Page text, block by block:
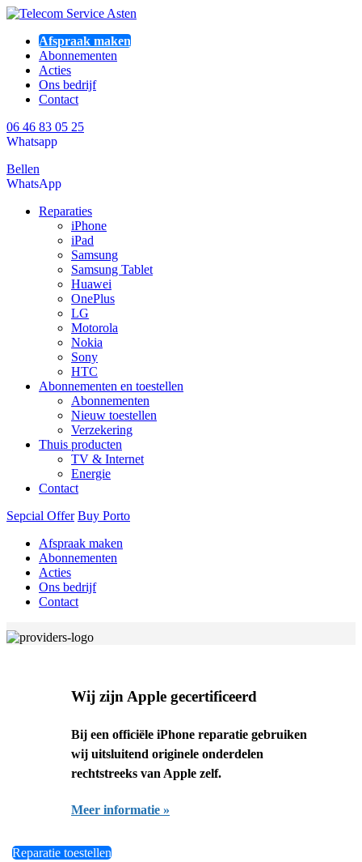
Afspraak maken
Abonnementen
Acties
Ons bedrijf
Contact
06 46 83 05 25
Whatsapp
Bellen
WhatsApp
Reparaties
iPhone
iPad
Samsung
Samsung Tablet
Huawei
OnePlus
LG
Motorola
Nokia
Sony
HTC
Abonnementen en toestellen
Abonnementen
Nieuw toestellen
Verzekering
Thuis producten
TV & Internet
Energie
Contact
Sepcial Offer Buy Porto
Afspraak maken
Abonnementen
Acties
Ons bedrijf
Contact
Wij zijn Apple gecertificeerd
Bij een officiële iPhone reparatie gebruiken
wij uitsluitend originele onderdelen
rechtstreeks van Apple zelf.
Meer informatie »
Reparatie toestellen